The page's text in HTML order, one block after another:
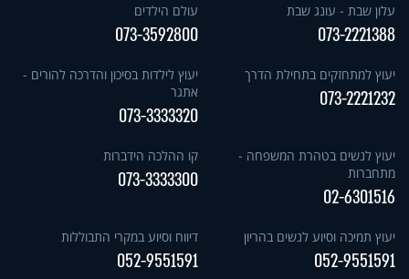
עלון שבת - עונג שבת
073-2221388
עולם הילדים
073-3592800
יעוץ למתחזקים בתחילת הדרך
073-2221232
יעוץ לילדות בסיכון והדרכה להורים -
אתגר
073-3333320
יעוץ לנשים בטהרת המשפחה -
מתחברות
02-6301516
קו ההלכה הידברות
073-3333300
יעוץ תמיכה וסיוע לנשים בהריון
052-9551591
דיווח וסיוע במקרי התבוללות
052-9551591